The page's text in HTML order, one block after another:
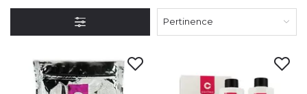
Pertinence